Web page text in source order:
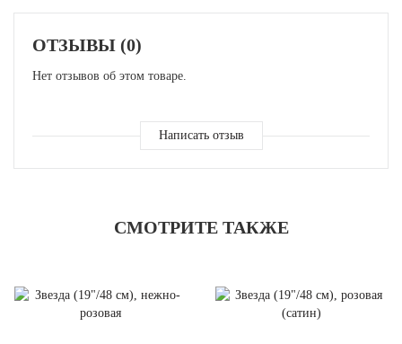
ОТЗЫВЫ (0)
Нет отзывов об этом товаре.
Написать отзыв
СМОТРИТЕ ТАКЖЕ